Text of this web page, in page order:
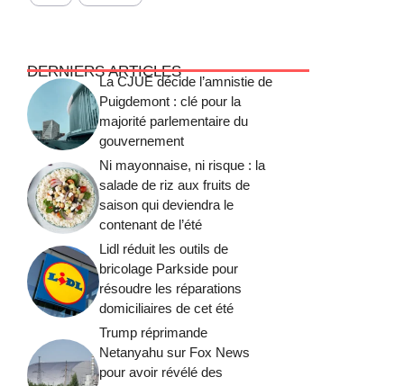
DERNIERS ARTICLES
La CJUE décide l’amnistie de
Puigdemont : clé pour la
majorité parlementaire du
gouvernement
Ni mayonnaise, ni risque : la
salade de riz aux fruits de
saison qui deviendra le
contenant de l’été
Lidl réduit les outils de
bricolage Parkside pour
résoudre les réparations
domiciliaires de cet été
Trump réprimande
Netanyahu sur Fox News
pour avoir révélé des